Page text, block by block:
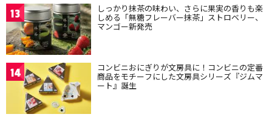
13 しっかり抹茶の味わい、さらに果実の香りも楽
しめる「無糖フレーバー抹茶」ストロベリー、
マンゴー新発売
14 コンビニおにぎりが文房具に！コンビニの定番
商品をモチーフにした文房具シリーズ『ジムマ
ート』誕生